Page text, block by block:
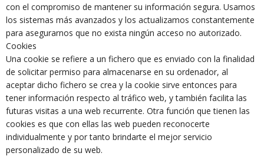
con el compromiso de mantener su información segura. Usamos
los sistemas más avanzados y los actualizamos constantemente
para asegurarnos que no exista ningún acceso no autorizado.
Cookies
Una cookie se refiere a un fichero que es enviado con la finalidad
de solicitar permiso para almacenarse en su ordenador, al
aceptar dicho fichero se crea y la cookie sirve entonces para
tener información respecto al tráfico web, y también facilita las
futuras visitas a una web recurrente. Otra función que tienen las
cookies es que con ellas las web pueden reconocerte
individualmente y por tanto brindarte el mejor servicio
personalizado de su web.